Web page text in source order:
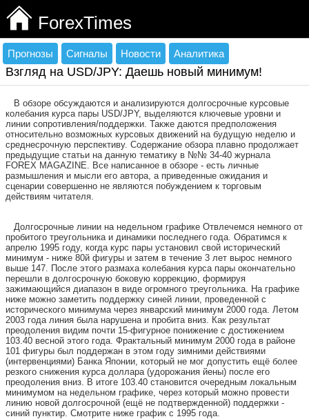
ForexTimes
Прогнозы Сигналы Новости Аналитика
Взгляд на USD/JPY: Даешь новый минимум!
В обзоре обсуждаются и анализируются долгосрочные курсовые
колебания курса пары USD/JPY, выделяются ключевые уровни и
линии сопротивления/поддержки. Также даются предположения
относительно возможных курсовых движений на будущую неделю и
среднесрочную перспективу. Содержание обзора плавно продолжает
предыдущие статьи на данную тематику в №№ 34-40 журнала
FOREX MAGAZINE. Все написанное в обзоре - есть личные
размышления и мысли его автора, а приведенные ожидания и
сценарии совершенно не являются побуждением к торговым
действиям читателя.
Долгосрочные линии на недельном графике Отвлечемся немного от
пробитого треугольника и динамики последнего года. Обратимся к
апрелю 1995 году, когда курс пары установил свой исторический
минимум - ниже 80й фигуры и затем в течение 3 лет вырос немного
выше 147. После этого размаха колебания курса пары окончательно
перешли в долгосрочную боковую коррекцию, формируя
зажимающийся диапазон в виде огромного треугольника. На графике
ниже можно заметить поддержку синей линии, проведенной с
исторического минимума через январский минимум 2000 года. Летом
2003 года линия была нарушена и пробита вниз. Как результат
преодоления видим почти 15-фигурное понижение с достижением
103.40 весной этого года. Фрактальный минимум 2000 года в районе
101 фигуры был поддержан в этом году зимними действиями
(интервенциями) Банка Японии, который не мог допустить ещё более
резкого снижения курса доллара (удорожания йены) после его
преодоления вниз. В итоге 103.40 становится очередным локальным
минимумом на недельном графике, через который можно провести
линию новой долгосрочной (ещё не подтвержденной) поддержки -
синий пунктир. Смотрите ниже график с 1995 года.